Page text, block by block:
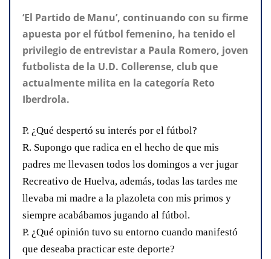
‘El Partido de Manu’, continuando con su firme
apuesta por el fútbol femenino, ha tenido el
privilegio de entrevistar a Paula Romero, joven
futbolista de la U.D. Collerense, club que
actualmente milita en la categoría Reto
Iberdrola.
P. ¿Qué despertó su interés por el fútbol?
R. Supongo que radica en el hecho de que mis
padres me llevasen todos los domingos a ver jugar
Recreativo de Huelva, además, todas las tardes me
llevaba mi madre a la plazoleta con mis primos y
siempre acabábamos jugando al fútbol.
P. ¿Qué opinión tuvo su entorno cuando manifestó
que deseaba practicar este deporte?